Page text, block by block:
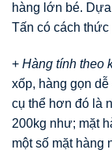
hàng lớn bé.
Tấn có cách
+ Hàng tính theo
xốp, hàng gọn
cụ thể hơn đó là
200kg như; mặt
một số mặt hàng